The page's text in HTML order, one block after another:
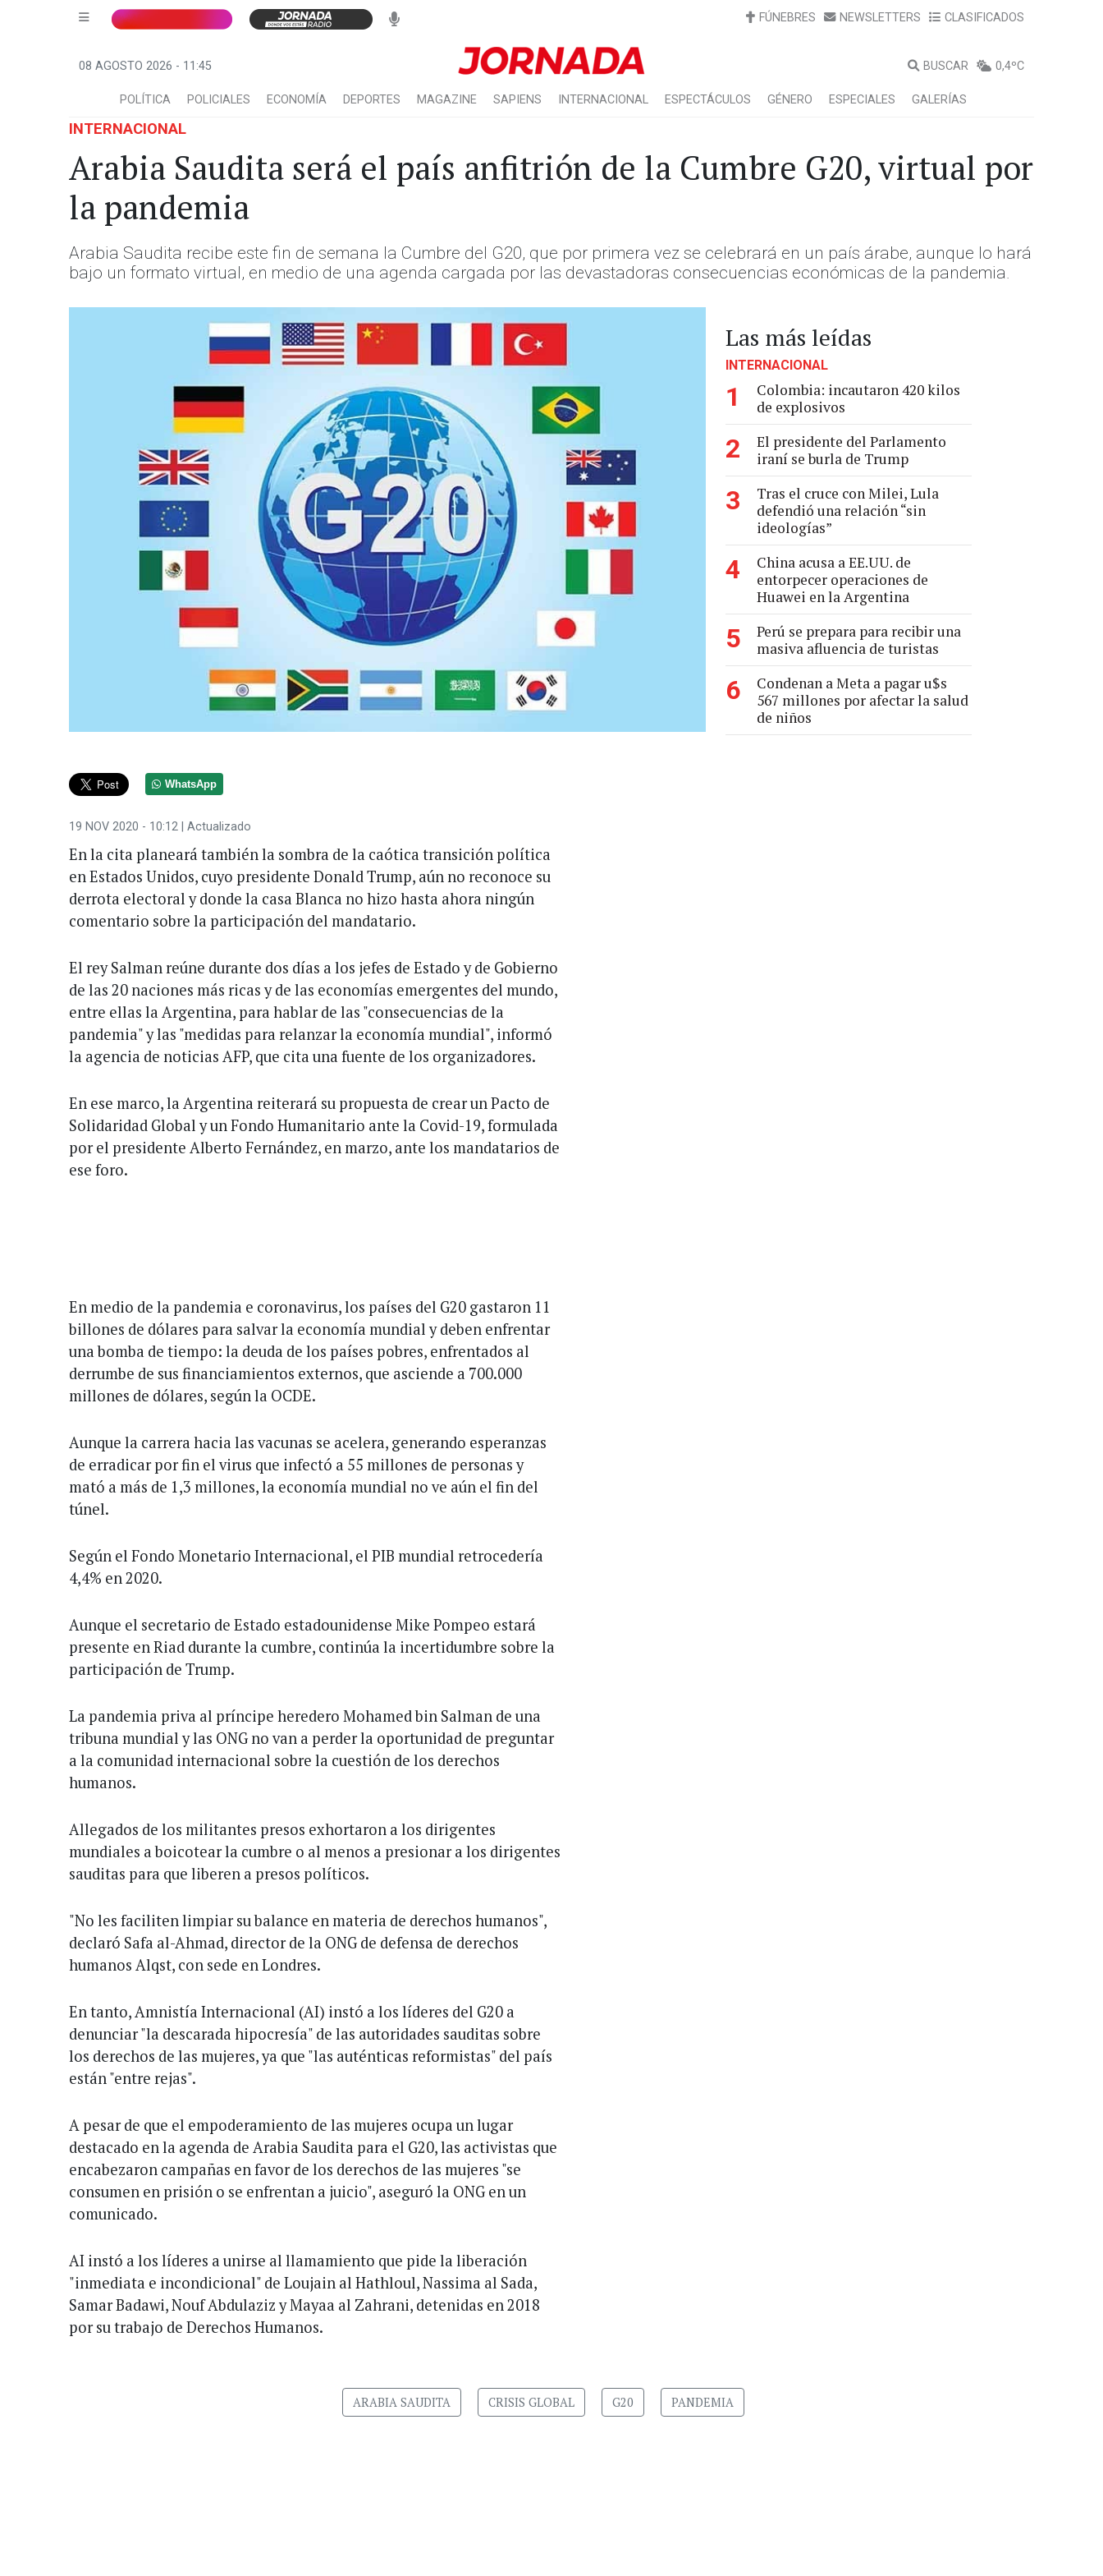
FÚNEBRES NEWSLETTERS CLASIFICADOS
08 AGOSTO 2026 - 11:45 BUSCAR 0,4ºC
POLÍTICA POLICIALES ECONOMÍA DEPORTES MAGAZINE SAPIENS INTERNACIONAL ESPECTÁCULOS GÉNERO ESPECIALES GALERÍAS
INTERNACIONAL
Arabia Saudita será el país anfitrión de la Cumbre G20, virtual por
la pandemia
Arabia Saudita recibe este fin de semana la Cumbre del G20, que por primera vez se celebrará en un país árabe, aunque lo hará
bajo un formato virtual, en medio de una agenda cargada por las devastadoras consecuencias económicas de la pandemia.
WhatsApp
19 NOV 2020 - 10:12 | Actualizado
En la cita planeará también la sombra de la caótica transición política
en Estados Unidos, cuyo presidente Donald Trump, aún no reconoce su
derrota electoral y donde la casa Blanca no hizo hasta ahora ningún
comentario sobre la participación del mandatario.
El rey Salman reúne durante dos días a los jefes de Estado y de Gobierno
de las 20 naciones más ricas y de las economías emergentes del mundo,
entre ellas la Argentina, para hablar de las "consecuencias de la
pandemia" y las "medidas para relanzar la economía mundial", informó
la agencia de noticias AFP, que cita una fuente de los organizadores.
En ese marco, la Argentina reiterará su propuesta de crear un Pacto de
Solidaridad Global y un Fondo Humanitario ante la Covid-19, formulada
por el presidente Alberto Fernández, en marzo, ante los mandatarios de
ese foro.
En medio de la pandemia e coronavirus, los países del G20 gastaron 11
billones de dólares para salvar la economía mundial y deben enfrentar
una bomba de tiempo: la deuda de los países pobres, enfrentados al
derrumbe de sus financiamientos externos, que asciende a 700.000
millones de dólares, según la OCDE.
Aunque la carrera hacia las vacunas se acelera, generando esperanzas
de erradicar por fin el virus que infectó a 55 millones de personas y
mató a más de 1,3 millones, la economía mundial no ve aún el fin del
túnel.
Según el Fondo Monetario Internacional, el PIB mundial retrocedería
4,4% en 2020.
Aunque el secretario de Estado estadounidense Mike Pompeo estará
presente en Riad durante la cumbre, continúa la incertidumbre sobre la
participación de Trump.
La pandemia priva al príncipe heredero Mohamed bin Salman de una
tribuna mundial y las ONG no van a perder la oportunidad de preguntar
a la comunidad internacional sobre la cuestión de los derechos
humanos.
Allegados de los militantes presos exhortaron a los dirigentes
mundiales a boicotear la cumbre o al menos a presionar a los dirigentes
sauditas para que liberen a presos políticos.
"No les faciliten limpiar su balance en materia de derechos humanos",
declaró Safa al-Ahmad, director de la ONG de defensa de derechos
humanos Alqst, con sede en Londres.
En tanto, Amnistía Internacional (AI) instó a los líderes del G20 a
denunciar "la descarada hipocresía" de las autoridades sauditas sobre
los derechos de las mujeres, ya que "las auténticas reformistas" del país
están "entre rejas".
A pesar de que el empoderamiento de las mujeres ocupa un lugar
destacado en la agenda de Arabia Saudita para el G20, las activistas que
encabezaron campañas en favor de los derechos de las mujeres "se
consumen en prisión o se enfrentan a juicio", aseguró la ONG en un
comunicado.
AI instó a los líderes a unirse al llamamiento que pide la liberación
"inmediata e incondicional" de Loujain al Hathloul, Nassima al Sada,
Samar Badawi, Nouf Abdulaziz y Mayaa al Zahrani, detenidas en 2018
por su trabajo de Derechos Humanos.
Las más leídas
INTERNACIONAL
1
Colombia: incautaron 420 kilos
de explosivos
2
El presidente del Parlamento
iraní se burla de Trump
3
Tras el cruce con Milei, Lula
defendió una relación “sin
ideologías”
4
China acusa a EE.UU. de
entorpecer operaciones de
Huawei en la Argentina
5
Perú se prepara para recibir una
masiva afluencia de turistas
6
Condenan a Meta a pagar u$s
567 millones por afectar la salud
de niños
ARABIA SAUDITA CRISIS GLOBAL G20 PANDEMIA